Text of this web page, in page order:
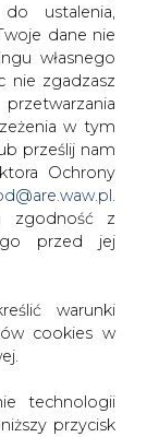
ustalenia,
dane nie
własnego
nie zgadzasz
w tym
prześlij nam
Ochrony
.
zgodność z
przed jej
warunki
cookies w
technologii
przycisk
inteligencji.
publikacji do